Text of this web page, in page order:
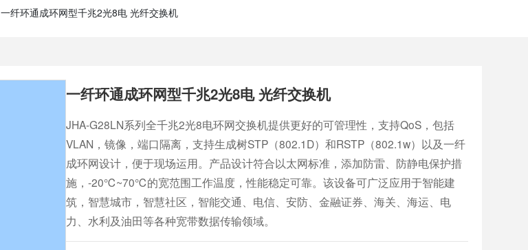
一纤环通成环网型千兆2光8电 光纤交换机
一纤环通成环网型千兆2光8电 光纤交换机
JHA-G28LN系列全千兆2光8电环网交换机提供更好的可管理性，支持QoS，包括
VLAN，镜像，端口隔离，支持生成树STP（802.1D）和RSTP（802.1w）以及一纤
成环网设计，便于现场运用。产品设计符合以太网标准，添加防雷、防静电保护措
施，-20℃~70℃的宽范围工作温度，性能稳定可靠。该设备可广泛应用于智能建
筑，智慧城市，智慧社区，智能交通、电信、安防、金融证券、海关、海运、电
力、水利及油田等各种宽带数据传输领域。